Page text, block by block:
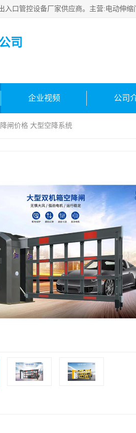
司
企业视频 公司
闸价格 大型空降系统